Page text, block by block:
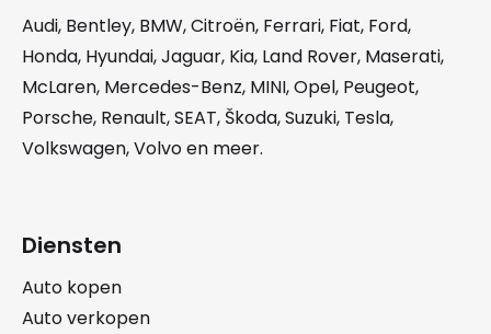
Audi, Bentley, BMW,Citroën, Ferrari, Fiat, Ford,
Honda, Hyundai,Jaguar, Kia, Land Rover, Maserati,
McLaren, Mercedes-Benz, MINI,Opel, Peugeot,
Porsche, Renault,SEAT, Škoda,Suzuki, Tesla,
Volkswagen,Volvoen meer.
Diensten
Auto kopen
Auto verkopen